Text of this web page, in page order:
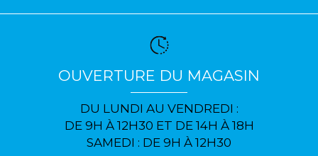
OUVERTURE DU MAGASIN
DU LUNDI AU VENDREDI :
DE 9H À 12H30 ET DE 14H À 18H
SAMEDI : DE 9H À 12H30